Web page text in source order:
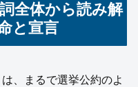
全体から読み解
と宣言
、まるで選挙公約のよ